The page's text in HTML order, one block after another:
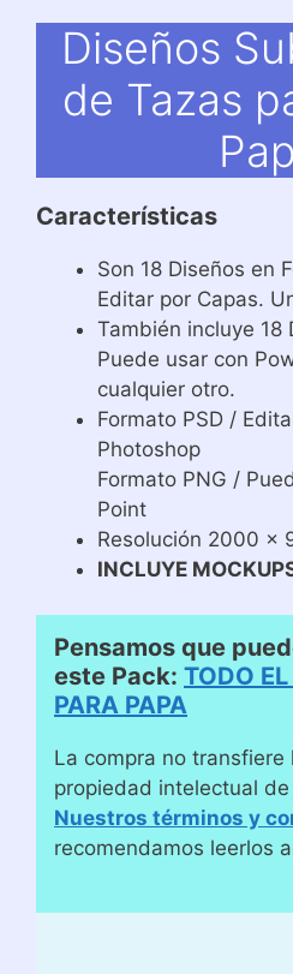
Diseños
de Tazas
Características
Son 18 Diseños en
Editar por Capas.
También incluye
Puede usar con
cualquier otro.
Formato PSD /
Photoshop
Formato PNG /
Point
Resolución 2000 x
INCLUYE
Pensamos que
este Pack: TODO
PARA PAPA
La compra no transfiere
propiedad intelectual de
Nuestros términos y
recomendamos leerlos